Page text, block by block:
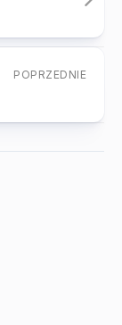
POPRZEDNIE